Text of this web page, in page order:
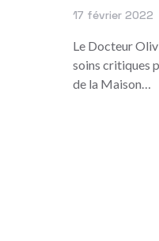
17 février 2022
Le Docteur
soins critiques
de la Maison…